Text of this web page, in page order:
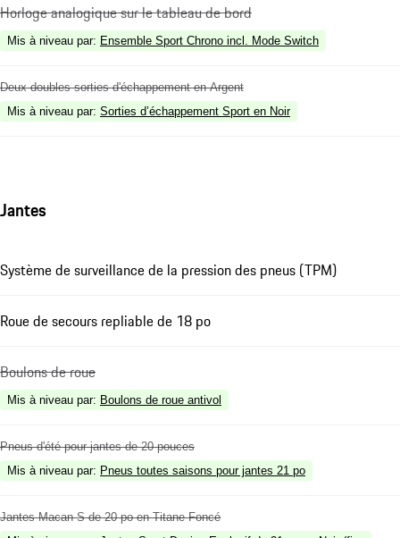
Horloge analogique sur le tableau de bord
Mis à niveau par: Ensemble Sport Chrono incl. Mode Switch
Deux doubles sorties d'échappement en Argent
Mis à niveau par: Sorties d’échappement Sport en Noir
Jantes
Système de surveillance de la pression des pneus (TPM)
Roue de secours repliable de 18 po
Boulons de roue
Mis à niveau par: Boulons de roue antivol
Pneus d'été pour jantes de 20 pouces
Mis à niveau par: Pneus toutes saisons pour jantes 21 po
Jantes Macan S de 20 po en Titane Foncé